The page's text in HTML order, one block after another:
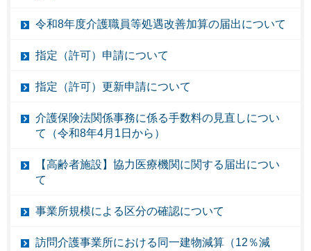
令和8年度介護職員等処遇改善加算の届出について
指定（許可）申請について
指定（許可）更新申請について
介護保険法関係事務に係る手数料の見直しについ
て（令和8年4月1日から）
【高齢者施設】協力医療機関に関する届出につい
て
事業所規模による区分の確認について
訪問介護事業所における同一建物減算（12％減